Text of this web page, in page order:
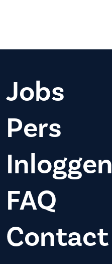
Jobs
Pers
Inloggen
FAQ
Contact